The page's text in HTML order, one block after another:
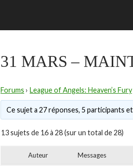
31 MARS –
Forums › League of Angels: Heaven’s Fury
Ce sujet a 27 réponses, 5 participants
13 sujets de 16 à 28 (sur un total de 28)
Auteur Messages